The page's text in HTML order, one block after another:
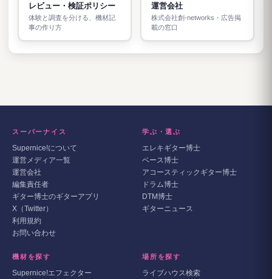
レビュー・検証ポリシー
体験と調査を分ける、機材記
事の作り方
運営会社
株式会社創-networks・広告掲
載の窓口
スーパーナイス
Supernice!について
運営メディア一覧
運営会社
編集責任者
ギター博士のギターアプリ
X（Twitter）
利用規約
お問い合わせ
学ぶ・選ぶ
エレキギター博士
ベース博士
アコースティックギター博士
ドラム博士
DTM博士
ギターニュース
機材を探す
Supernice!エフェクター
場所を探す
ライブハウス検索